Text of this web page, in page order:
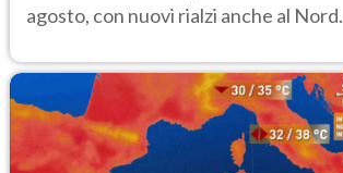
agosto, con nuovi rialzi anche al Nord.